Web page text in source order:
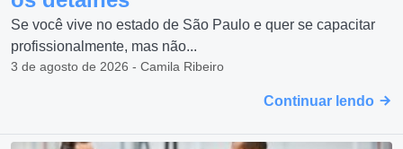
Se você vive no estado de São Paulo e quer se capacitar
profissionalmente, mas não...
3 de agosto de 2026 - Camila Ribeiro
Continuar lendo